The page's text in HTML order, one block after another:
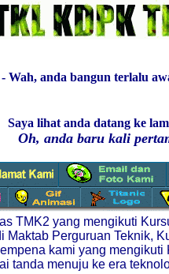
- Wah, anda bangun terlalu
Saya lihat anda datang ke
Oh, anda baru kali
TMK2 yang mengikuti
Maktab Perguruan Teknik,
kami yang mengikuti
tanda menuju ke era